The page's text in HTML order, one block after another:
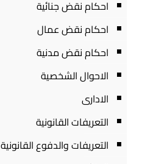
احكام نقض جنائية
احكام نقض عمال
احكام نقض مدنية
الاحوال الشخصية
الادارى
التعريفات القانونية
التعريفات والدفوع القانونية